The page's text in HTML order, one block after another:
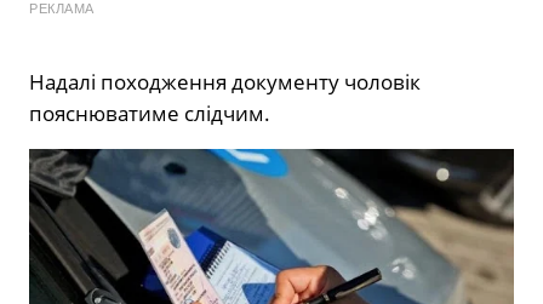
РЕКЛАМА
Надалі походження документу чоловік
пояснюватиме слідчим.